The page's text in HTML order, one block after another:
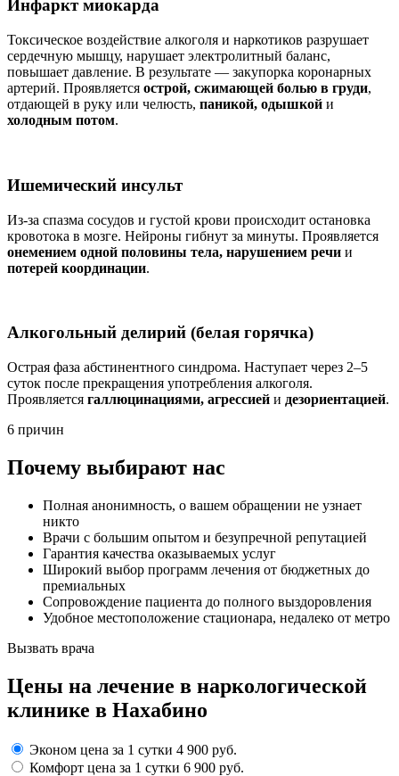
Инфаркт миокарда
Токсическое воздействие алкоголя и наркотиков разрушает
сердечную мышцу, нарушает электролитный баланс,
повышает давление. В результате — закупорка коронарных
артерий. Проявляется острой, сжимающей болью в груди,
отдающей в руку или челюсть, паникой, одышкой и
холодным потом.
Ишемический инсульт
Из-за спазма сосудов и густой крови происходит остановка
кровотока в мозге. Нейроны гибнут за минуты. Проявляется
онемением одной половины тела, нарушением речи и
потерей координации.
Алкогольный делирий (белая горячка)
Острая фаза абстинентного синдрома. Наступает через 2–5
суток после прекращения употребления алкоголя.
Проявляется галлюцинациями, агрессией и дезориентацией.
6 причин
Почему выбирают нас
Полная анонимность, о вашем обращении не узнает
никто
Врачи с большим опытом и безупречной репутацией
Гарантия качества оказываемых услуг
Широкий выбор программ лечения от бюджетных до
премиальных
Сопровождение пациента до полного выздоровления
Удобное местоположение стационара, недалеко от метро
Вызвать врача
Цены на лечение в наркологической
клинике в Нахабино
Эконом цена за 1 сутки 4 900 руб.
Комфорт цена за 1 сутки 6 900 руб.